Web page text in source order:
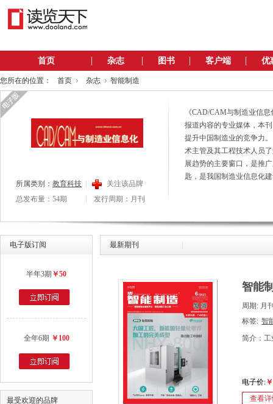
首页 杂志 图书 客户端 优
您所在的位置： 首页 杂志 智能制造
所属类别： 教育科技
关注该品牌
总发布量：54期
发行周期：月刊
《CAD/CAM与制造业信
报道内容的专业媒体，本
提升中国制造业的竞争力
术主管及其工程技术人员
展趋势的主要窗口，是推
匙，是我国制造业信息化
电子版订阅
半年3期 ￥50
全年6期 ￥100
最受欢迎的品牌
最新期刊
智能
周期: 月
标签: 智
简介：工
电子价:
查看